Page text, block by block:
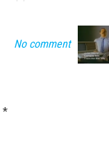
No comment
*